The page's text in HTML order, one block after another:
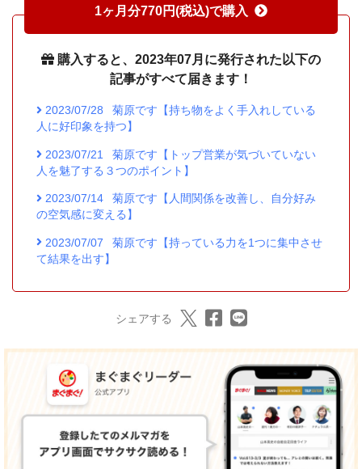
1ヶ月分770円(税込)で購入
購入すると、2023年07月に発行された以下の
記事がすべて届きます！
2023/07/28
菊原です【持ち物をよく手入れしている
人に好印象を持つ】
2023/07/21
菊原です【トップ営業が気づいていない
人を魅了する３つのポイント】
2023/07/14
菊原です【人間関係を改善し、自分好み
の空気感に変える】
2023/07/07
菊原です【持っている力を1つに集中させ
て結果を出す】
シェアする